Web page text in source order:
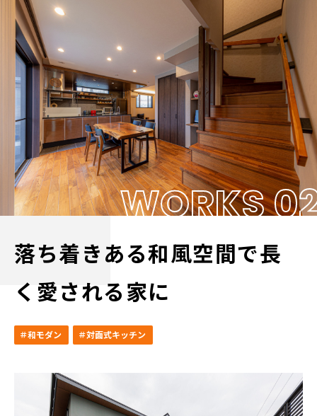
WORKS
落ち着きある和風空間で長
く愛される家に
＃和モダン ＃対面式キッチン